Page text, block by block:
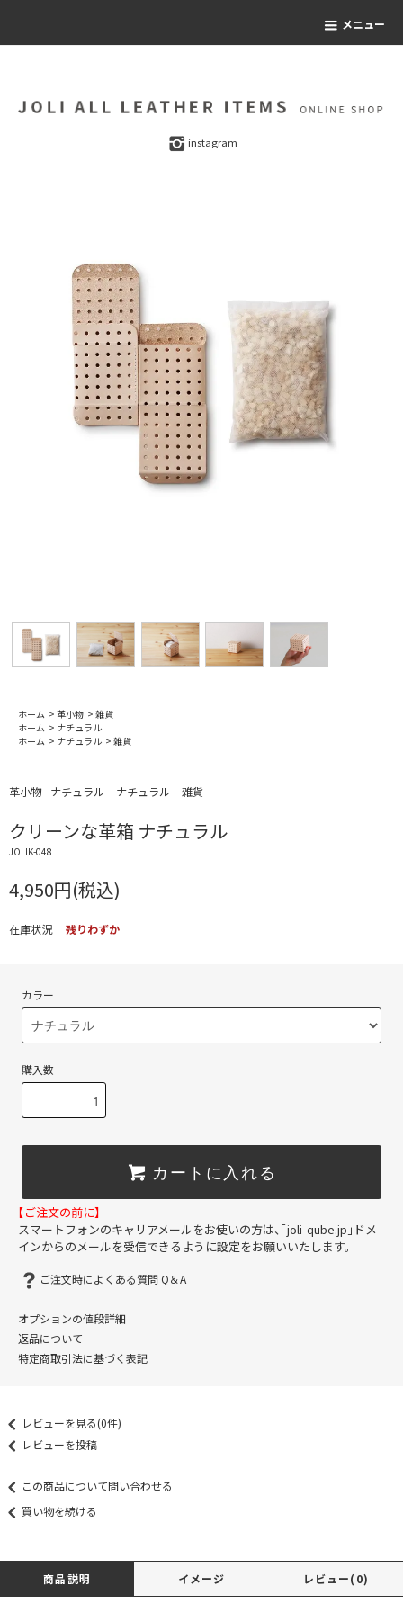
メニュー
instagram
ホーム > 革小物 > 雑貨
ホーム > ナチュラル
ホーム > ナチュラル > 雑貨
革小物 ナチュラル ナチュラル 雑貨
クリーンな革箱 ナチュラル
JOLIK-048
4,950円(税込)
在庫状況 残りわずか
カラー
購入数
カートに入れる
【ご注文の前に】
スマートフォンのキャリアメールをお使いの方は、「joli-qube.jp」ドメ
インからのメールを受信できるように設定をお願いいたします。
ご注文時によくある質問 Q＆A
オプションの値段詳細
返品について
特定商取引法に基づく表記
レビューを見る(0件)
レビューを投稿
この商品について問い合わせる
買い物を続ける
商品説明 イメージ レビュー(0)